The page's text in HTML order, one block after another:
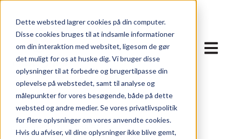
Dette websted lagrer cookies på din computer.
Disse cookies bruges til at indsamle informationer
om din interaktion med websitet, ligesom de gør
det muligt for os at huske dig. Vi bruger disse
oplysninger til at forbedre og brugertilpasse din
oplevelse på webstedet, samt til analyse og
målepunkter for vores besøgende, både på dette
websted og andre medier. Se vores privatlivspolitik
for flere oplysninger om vores anvendte cookies.
Hvis du afviser, vil dine oplysninger ikke blive gemt,
Åbn
4. marts 2024 22:48:58 CET